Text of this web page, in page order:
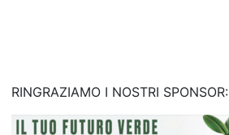
RINGRAZIAMO I NOSTRI SPONSOR: